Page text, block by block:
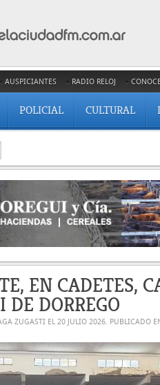
AUSPICIANTES RADIO RELOJ
POLICIAL CULTURAL
EN CADETES,
DE DORREGO
ZUGASTI EL 20 JULIO 2026. PUBLICADO